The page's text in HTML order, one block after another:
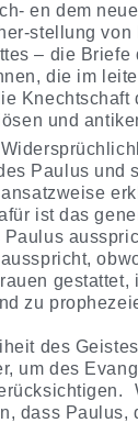
en dem
stellung von
– die Briefe
die im
Knechtschaft
und
Paulus und
ist das
gestattet,
zu
des
um des
dass Paulus,